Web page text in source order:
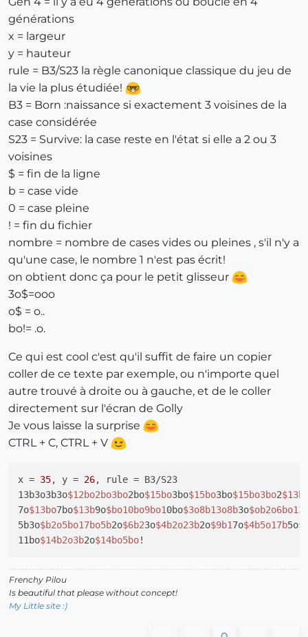
générations
x = largeur
y = hauteur
rule = B3/S23 la règle canonique classique du jeu de
la vie la plus étudiée!
B3 = Born :naissance si exactement 3 voisines de la
case considérée
S23 = Survive: la case reste en l'état si elle a 2 ou 3
voisines
$ = fin de la ligne
b = case vide
0 = case pleine
! = fin du fichier
nombre = nombre de cases vides ou pleines , s'il n'y a
qu'une case, le nombre 1 n'est pas écrit!
on obtient donc ça pour le petit glisseur
3o$=ooo
o$ = o..
bo!= .o.
Ce qui est cool c'est qu'il suffit de faire un copier
coller de ce texte par exemple, ou n'importe quel
autre trouvé à droite ou à gauche, et de le coller
directement sur l'écran de Golly
Je vous laisse la surprise
CTRL + C, CTRL + V
x = 35, y = 26, rule = B3/S23
13b3o3b3o$12bo2bo3bo2bo$15bo3bo$15bo3bo$15bo3bo2
7o$13bo7bo$13b9o$bo10bo9bo10bo$3o8b13o8b3o
5b3o$b2o5bo17bo5b2o$6b23o$4b2o23b2o$9b17o$4b5o17b5o
11bo$14b2o3b2o$14bo5bo
Frenchy Pilou
Is beautiful that please without concept!
My Little site :)